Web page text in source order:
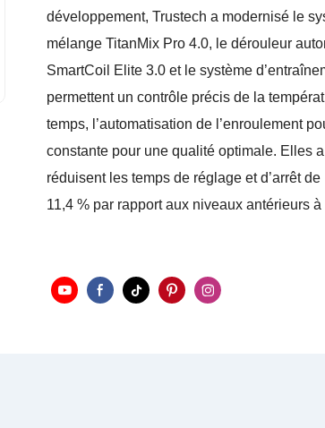
développement, Trustech a modernisé le
mélange TitanMix Pro 4.0, le dérouleur
SmartCoil Elite 3.0 et le système
permettent un contrôle précis de la
temps, l’automatisation de l’enroulement
constante pour une qualité optimale. Elles
réduisent les temps de réglage et d’arrêt
11,4 % par rapport aux niveaux antérieurs